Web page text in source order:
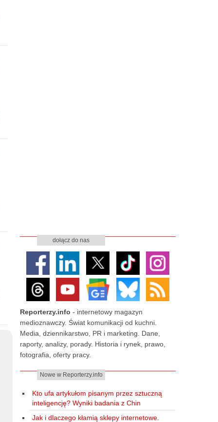
dołącz do nas
Reporterzy.info - internetowy magazyn
medioznawczy. Świat komunikacji od kuchni.
Media, dziennikarstwo, PR i marketing. Dane,
raporty, analizy, porady. Historia i rynek, prawo,
fotografia, oferty pracy.
Nowe w Reporterzy.info
Kto ufa artykułom pisanym przez sztuczną
inteligencję? Wyniki badania z Chin
Jak i dlaczego kłamią sklepy internetowe.